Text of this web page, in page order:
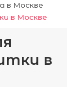
в Москве
в Москве
в